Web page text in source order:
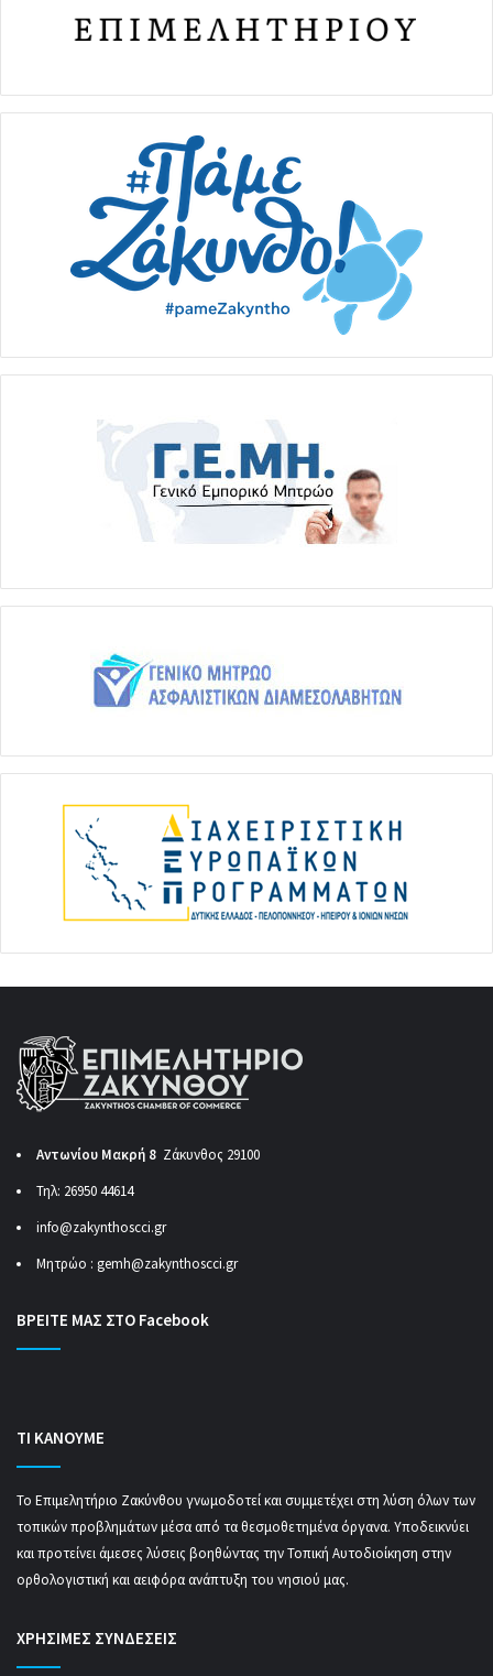
Αντωνίου Μακρή 8 Ζάκυνθος 29100
Τηλ: 26950 44614
info@zakynthoscci.gr
Μητρώο : gemh@zakynthoscci.gr
ΒΡΕΙΤΕ ΜΑΣ ΣΤΟ Facebook
ΤΙ ΚΑΝΟΥΜΕ
Το Επιμελητήριο Ζακύνθου γνωμοδοτεί και συμμετέχει στη λύση όλων των
τοπικών προβλημάτων μέσα από τα θεσμοθετημένα όργανα. Υποδεικνύει
και προτείνει άμεσες λύσεις βοηθώντας την Τοπική Αυτοδιοίκηση στην
ορθολογιστική και αειφόρα ανάπτυξη του νησιού μας.
ΧΡΗΣΙΜΕΣ ΣΥΝΔΕΣΕΙΣ